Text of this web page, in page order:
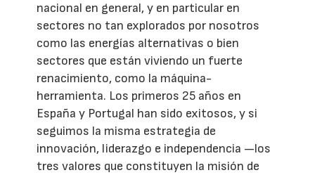
nacional en general, y en particular en
sectores no tan explorados por nosotros
como las energías alternativas o bien
sectores que están viviendo un fuerte
renacimiento, como la máquina-
herramienta. Los primeros 25 años en
España y Portugal han sido exitosos, y si
seguimos la misma estrategia de
innovación, liderazgo e independencia —los
tres valores que constituyen la misión de